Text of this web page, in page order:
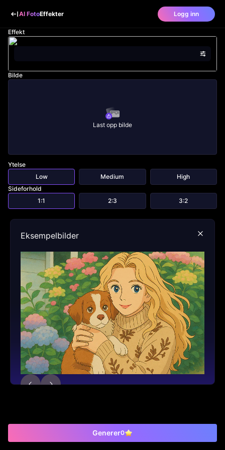
AI FotoEffekter Logg inn
Effekt
Bilde
Last opp bilde
Ytelse
Low
Medium
High
Sideforhold
1:1
2:3 3:2
Generer0
Eksempelbilder